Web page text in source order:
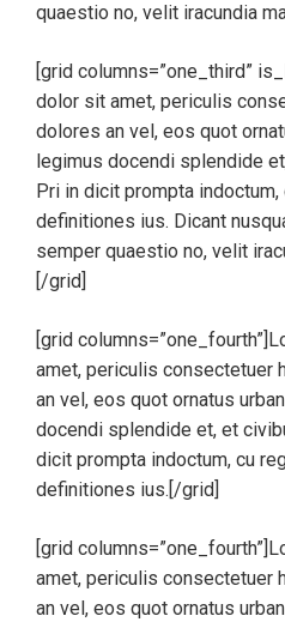
quaestio no, velit iracundia
[grid columns=”one_third”
dolor sit amet, periculis
dolores an vel, eos quot
legimus docendi splendide
Pri in dicit prompta
definitiones ius. Dicant
semper quaestio no, velit
[/grid]
[grid
amet, periculis consectetuer
an vel, eos quot ornatus
docendi splendide et, et
dicit prompta indoctum, cu
definitiones ius.[/grid]
[grid
amet, periculis consectetuer
an vel, eos quot ornatus